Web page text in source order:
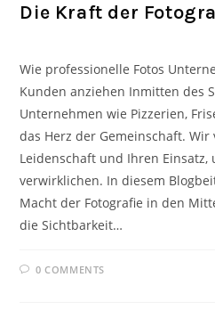
Die Kraft der
Wie professionelle Fotos
Kunden anziehen Inmitten des
Unternehmen wie Pizzerien,
das Herz der Gemeinschaft. Wir
Leidenschaft und Ihren Einsatz,
verwirklichen. In diesem
Macht der Fotografie in den
die Sichtbarkeit…
0 COMMENTS